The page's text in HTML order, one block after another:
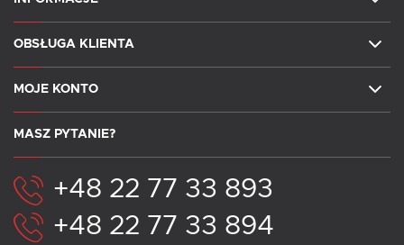
OBSŁUGA KLIENTA
MOJE KONTO
MASZ PYTANIE?
+48 22 77 33 893
+48 22 77 33 894